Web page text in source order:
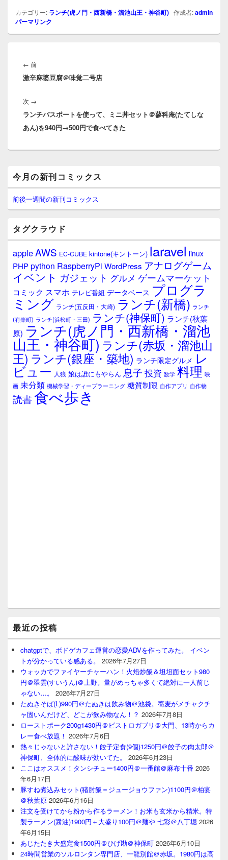
カテゴリー: ランチ(虎ノ門・西新橋・溜池山王・神谷町) 作成者:admin
パーマリンク
稿
ナ
ゲ
ー
シ
ョ
← 前前
の
激辛麻婆豆腐＠味覚二号店
次 →
の
投
ランチパスポートを使って、ミニ丼セット＠蓼科庵(たてしな
あん)を940円→500円で食べてきた
イ
ン
サ
イ
ウ
ィ
ジ
ェ
ア
今月の新刊コミックス
前後一週間の新刊コミックス
タグクラウド
appleAWS EC-CUBE kintone(キントーン) laravel linux
PHPpython RaspberryPi WordPress アナログゲーム
イベント ガジェット グルメ ゲームマーケット
コミック スマホ テレビ番組 データベース プログラ
ミング ランチ(五反田・大崎) ランチ(新橋) ランチ
(有楽町) ランチ(浜松町・三田) ランチ(神保町) ランチ(秋葉
原) ランチ(虎ノ門・西新橋・溜池
山王・神谷町) ランチ(赤坂・溜池山
王) ランチ(銀座・築地) ランチ限定グルメ レ
ビュー 人狼 娘は誰にもやらん 息子 投資 数学 料理 映
画 未分類 機械学習・ディープラーニング 糖質制限 自作アプリ 自作物
読書食べ歩き
最近の投稿
chatgptで、ボドゲカフェ運営の恋愛ADVを作ってみた。 イベン
トが分かっている感ある。
2026年7月27日
ウォッカでファイヤーチャーハン！火焰炒飯＆坦坦面セット980
円＠翠雲(すいうん)＠上野。量がめっちゃ多くて絶対に一人前じ
ゃない…。
2026年7月27日
たぬきそば(L)990円＠たぬきは飲み物＠池袋。蕎麦がメチャクチ
ャ固いんだけど、どこが飲み物なん！？ 2026年7月8日
ローストポーク200g1430円＠ビストロガブリ＠大門、13時からカ
レー食べ放題！ 2026年7月6日
熱々じゃないと許さない！餃子定食(9個)1250円＠餃子の肉太郎＠
神保町、全体的に酸味が効いてた。
2026年6月23日
ここはオススメ！タンシチュー1400円＠一番館＠麻布十番 2026
年6月17日
豚すね煮込みセット(猪肘飯＝ジュージョウファン)1100円＠柏宴
＠秋葉原 2026年6月16日
注文を受けてから粉から作るラーメン！お米も玄米から精米。特
製ラーメン(醤油)1900円＋大盛り100円＠麺や 七彩＠八丁堀 2026
年6月15日
あじたたき大盛定食1500円＠ひげ勘＠神保町 2026年6月10日
24時間営業のソルロンタン専門店、一龍別館＠赤坂。1980円は高